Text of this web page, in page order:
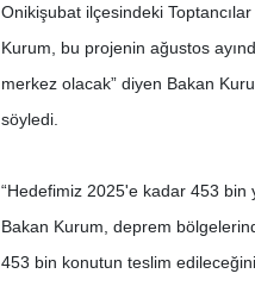
Onikişubat ilçesindeki
Kurum, bu projenin ağustos
merkez olacak” diyen Bakan
söyledi.
“Hedefimiz 2025'e kadar 453 bin
Bakan Kurum, deprem
453 bin konutun teslim